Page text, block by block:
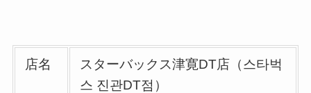
店名
スターバックス津寛DT店（스타벅
스 진관DT점）